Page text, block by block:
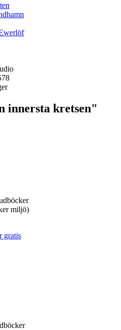
innersta kretsen"
miljö)
gratis